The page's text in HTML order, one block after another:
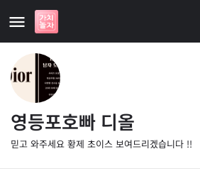
영등포호빠 디올
믿고 와주세요 황제 초이스 보여드리겠습니다 !!